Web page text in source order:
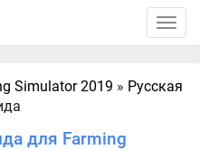
Toggle
Simulator 2019 » Русская
для Farming